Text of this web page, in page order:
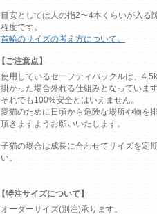
目安としては人の指2〜4本くらいが入る
程度です。
首輪のサイズの考え方について。
【ご注意点】
使用しているセーフティバックルは、
掛かった場合外れる仕組みとなっています
それでも100%安全とはいえません。
愛猫のために日頃から危険な場所や物を
頂きますようお願いいたします。
子猫の場合は成長に合わせてサイズを定
い。
【特注サイズについて】
オーダーサイズ(別注)承ります。